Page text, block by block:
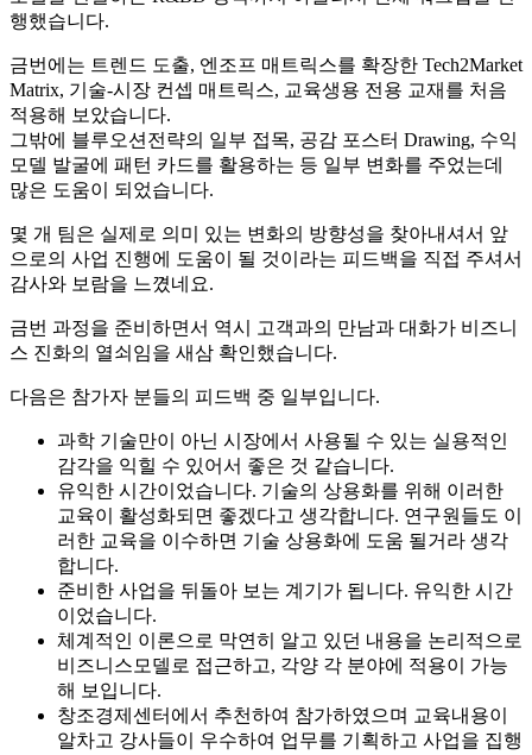
행했습니다.
금번에는 트렌드 도출, 엔조프 매트릭스를 확장한 Tech2Market
Matrix, 기술-시장 컨셉 매트릭스, 교육생용 전용 교재를 처음
적용해 보았습니다.
그밖에 블루오션전략의 일부 접목, 공감 포스터 Drawing, 수익
모델 발굴에 패턴 카드를 활용하는 등 일부 변화를 주었는데
많은 도움이 되었습니다.
몇 개 팀은 실제로 의미 있는 변화의 방향성을 찾아내셔서 앞
으로의 사업 진행에 도움이 될 것이라는 피드백을 직접 주셔서
감사와 보람을 느꼈네요.
금번 과정을 준비하면서 역시 고객과의 만남과 대화가 비즈니
스 진화의 열쇠임을 새삼 확인했습니다.
다음은 참가자 분들의 피드백 중 일부입니다.
과학 기술만이 아닌 시장에서 사용될 수 있는 실용적인
감각을 익힐 수 있어서 좋은 것 같습니다.
유익한 시간이었습니다. 기술의 상용화를 위해 이러한
교육이 활성화되면 좋겠다고 생각합니다. 연구원들도 이
러한 교육을 이수하면 기술 상용화에 도움 될거라 생각
합니다.
준비한 사업을 뒤돌아 보는 계기가 됩니다. 유익한 시간
이었습니다.
체계적인 이론으로 막연히 알고 있던 내용을 논리적으로
비즈니스모델로 접근하고, 각양 각 분야에 적용이 가능
해 보입니다.
창조경제센터에서 추천하여 참가하였으며 교육내용이
알차고 강사들이 우수하여 업무를 기획하고 사업을 집행